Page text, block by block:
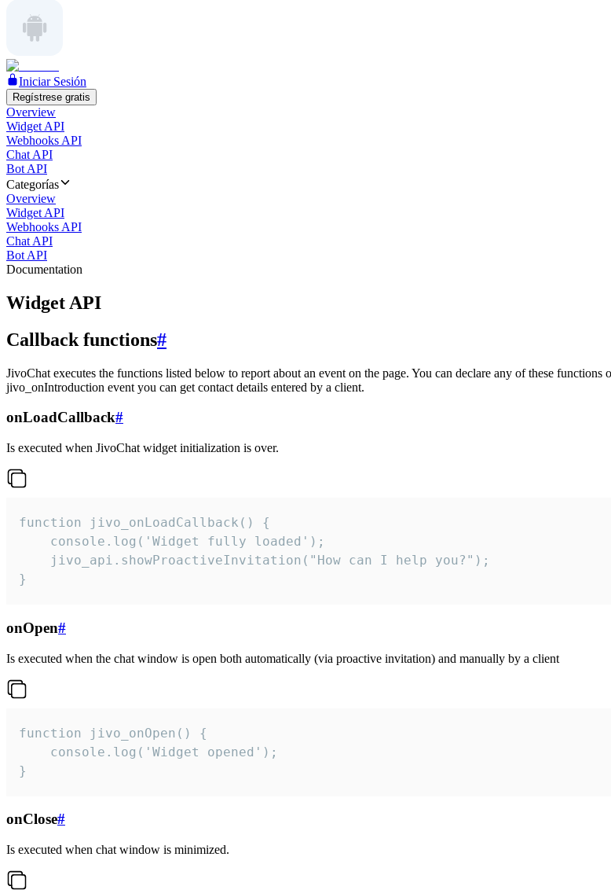
Iniciar Sesión
Regístrese gratis
Overview
Widget API
Webhooks API
Chat API
Bot API
Categorías
Overview
Widget API
Webhooks API
Chat API
Bot API
Documentation
Widget API
Callback functions#
JivoChat executes the functions listed below to report about an event on the page. You can declare any of these
jivo_onIntroduction event you can get contact details entered by a client.
onLoadCallback#
Is executed when JivoChat widget initialization is over.
function jivo_onLoadCallback() {
    console.log('Widget fully loaded');
    jivo_api.showProactiveInvitation("How can I help you?");
}
onOpen#
Is executed when the chat window is open both automatically (via proactive invitation) and manually by a client
function jivo_onOpen() {
    console.log('Widget opened');
}
onClose#
Is executed when chat window is minimized.